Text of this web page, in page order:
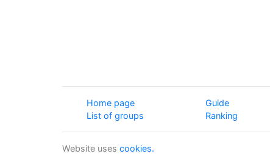
Home page
List of groups
Guide
Ranking
Website uses cookies.